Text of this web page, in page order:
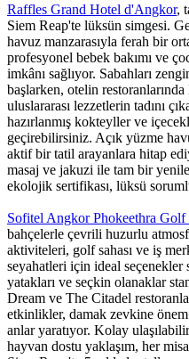
Raffles Grand Hotel d'Angkor,
Siem Reap'te lüksün simgesi.
havuz manzarasıyla ferah bir
profesyonel bebek bakımı ve
imkânı sağlıyor. Sabahları
başlarken, otelin
uluslararası lezzetlerin tadını
hazırlanmış kokteyller ve
geçirebilirsiniz. Açık yüzme
aktif bir tatil arayanlara hitap
masaj ve jakuzi ile tam bir
ekolojik sertifikası, lüksü
Sofitel Angkor Phokeethra Golf
bahçelerle çevrili huzurlu
aktiviteleri, golf sahası ve iş
seyahatleri için ideal
yatakları ve seçkin olanaklar
Dream ve The Citadel
etkinlikler, damak zevkine
anlar yaratıyor. Kolay
hayvan dostu yaklaşım, her